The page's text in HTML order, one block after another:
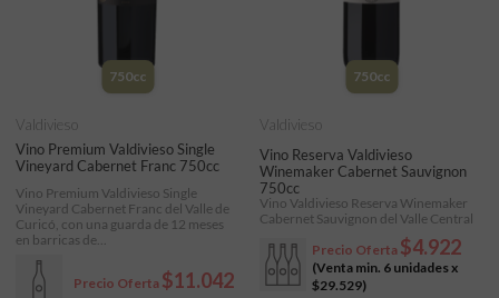
750cc
Vino Premium Valdivieso Single
Vineyard Cabernet Franc 750cc
Precio Oferta $11.042
Valdivieso
Vino Premium Valdivieso Single
Vineyard Cabernet Franc del Valle de
Curicó, con una guarda de 12 meses
en barricas de...
750cc
Vino Reserva Valdivieso
Winemaker Cabernet Sauvignon
750cc
(Venta min. 6 unidades x
$29.529)
Precio Oferta $4.922
Valdivieso
Vino Valdivieso Reserva Winemaker
Cabernet Sauvignon del Valle Central